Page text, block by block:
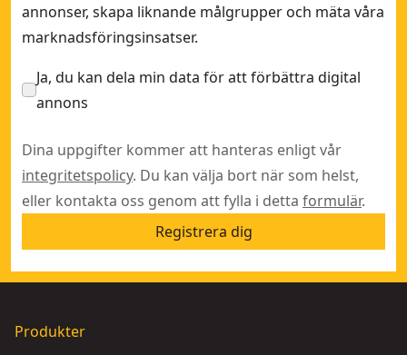
annonser, skapa liknande målgrupper och mäta våra
marknadsföringsinsatser.
Ja, du kan dela min data för att förbättra digital
annons
Dina uppgifter kommer att hanteras enligt vår
integritetspolicy. Du kan välja bort när som helst,
eller kontakta oss genom att fylla i detta formulär.
Registrera dig
Produkter